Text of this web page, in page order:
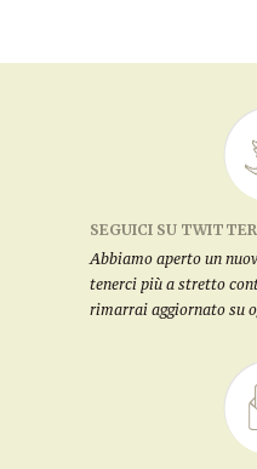
SEGUICI SU TWITTER
Abbiamo aperto un
tenerci più a stretto
rimarrai aggiornato su